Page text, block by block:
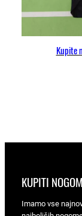
Kupite
KUPITI
Imamo vse